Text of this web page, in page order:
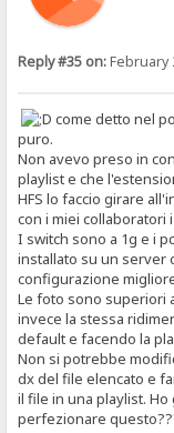
Reply #35 on:February
come detto nel
puro.
Non avevo preso in
playlist e che
HFS lo faccio girare
con i miei collaboratori
I switch sono a 1g e i
installato su un server
configurazione
Le foto sono superiori
invece la stessa
default e facendo la
Non si potrebbe
dx del file elencato e
il file in una playlist.
perfezionare